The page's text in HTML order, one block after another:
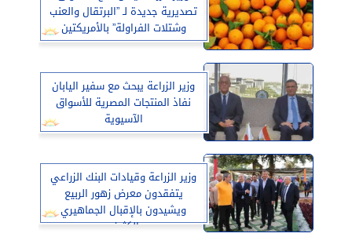
تصديرية جديدة لـ ”البرتقال والعنب
وشتلات الفراولة” بالأمريكتين
وزير الزراعة يبحث مع سفير اليابان
نفاذ المنتجات المصرية للأسواق
الآسيوية
وزير الزراعة وقيادات البنك الزراعي
يتفقدون معرض زهور الربيع
ويشيدون بالإقبال الجماهيري
الكثيف